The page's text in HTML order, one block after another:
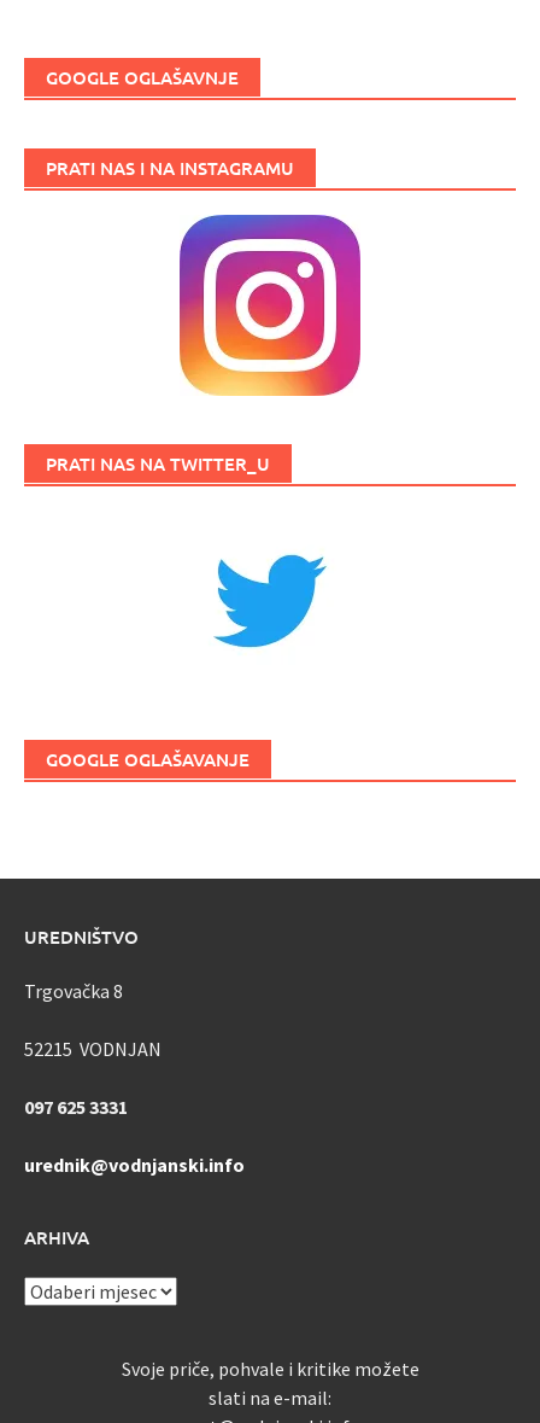
GOOGLE OGLAŠAVNJE
PRATI NAS I NA INSTAGRAMU
PRATI NAS NA TWITTER_U
GOOGLE OGLAŠAVANJE
UREDNIŠTVO
Trgovačka 8
52215 VODNJAN
097 625 3331
urednik@vodnjanski.info
ARHIVA
ARHIVA
Svoje priče, pohvale i kritike možete
slati na e-mail: